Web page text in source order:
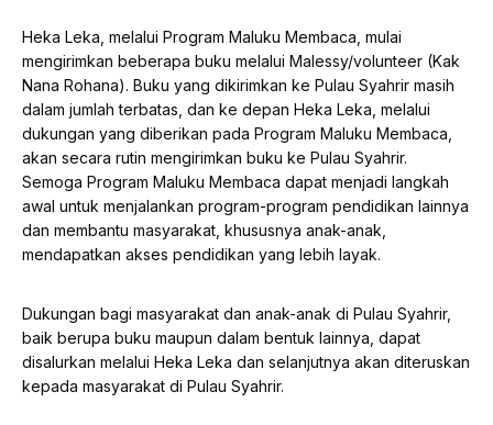
Heka Leka, melalui Program Maluku Membaca, mulai
mengirimkan beberapa buku melalui Malessy/volunteer (Kak
Nana Rohana). Buku yang dikirimkan ke Pulau Syahrir masih
dalam jumlah terbatas, dan ke depan Heka Leka, melalui
dukungan yang diberikan pada Program Maluku Membaca,
akan secara rutin mengirimkan buku ke Pulau Syahrir.
Semoga Program Maluku Membaca dapat menjadi langkah
awal untuk menjalankan program-program pendidikan lainnya
dan membantu masyarakat, khususnya anak-anak,
mendapatkan akses pendidikan yang lebih layak.
Dukungan bagi masyarakat dan anak-anak di Pulau Syahrir,
baik berupa buku maupun dalam bentuk lainnya, dapat
disalurkan melalui Heka Leka dan selanjutnya akan diteruskan
kepada masyarakat di Pulau Syahrir.